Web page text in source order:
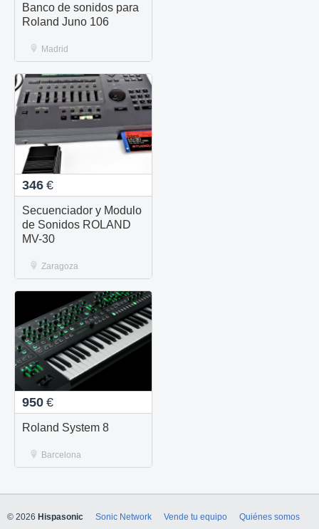
Banco de sonidos para
Roland Juno 106
Madrid
346 €
Secuenciador y Modulo
de Sonidos ROLAND
MV-30
Zaragoza
950 €
Roland System 8
Barcelona
© 2026 Hispasonic Sonic Network Vende tu equipo
Quiénes somos